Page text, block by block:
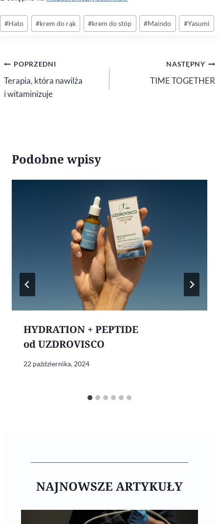
Tagi
wpisu:
#Hato #krem do rąk #krem do stóp #Maindo #Yasumi
Nawigacja
wpisu
POPRZEDNI
Terapia, która nawilża
i witaminizuje
NASTĘPNY
TIME TOGETHER
Podobne wpisy
HYDRATION + PEPTIDE
od UZDROVISCO
22 października, 2024
NAJNOWSZE ARTYKUŁY